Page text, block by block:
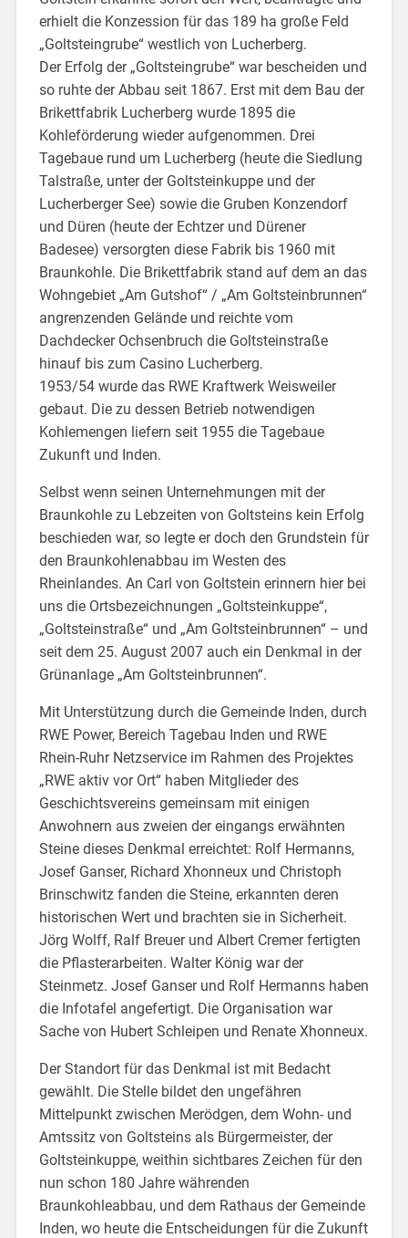
erhielt die Konzession für das 189 ha große Feld
„Goltsteingrube“ westlich von Lucherberg.
Der Erfolg der „Goltsteingrube“ war bescheiden und
so ruhte der Abbau seit 1867. Erst mit dem Bau der
Brikettfabrik Lucherberg wurde 1895 die
Kohleförderung wieder aufgenommen. Drei
Tagebaue rund um Lucherberg (heute die Siedlung
Talstraße, unter der Goltsteinkuppe und der
Lucherberger See) sowie die Gruben Konzendorf
und Düren (heute der Echtzer und Dürener
Badesee) versorgten diese Fabrik bis 1960 mit
Braunkohle. Die Brikettfabrik stand auf dem an das
Wohngebiet „Am Gutshof“ / „Am Goltsteinbrunnen“
angrenzenden Gelände und reichte vom
Dachdecker Ochsenbruch die Goltsteinstraße
hinauf bis zum Casino Lucherberg.
1953/54 wurde das RWE Kraftwerk Weisweiler
gebaut. Die zu dessen Betrieb notwendigen
Kohlemengen liefern seit 1955 die Tagebaue
Zukunft und Inden.
Selbst wenn seinen Unternehmungen mit der
Braunkohle zu Lebzeiten von Goltsteins kein Erfolg
beschieden war, so legte er doch den Grundstein für
den Braunkohlenabbau im Westen des
Rheinlandes. An Carl von Goltstein erinnern hier bei
uns die Ortsbezeichnungen „Goltsteinkuppe“,
„Goltsteinstraße“ und „Am Goltsteinbrunnen“ – und
seit dem 25. August 2007 auch ein Denkmal in der
Grünanlage „Am Goltsteinbrunnen“.
Mit Unterstützung durch die Gemeinde Inden, durch
RWE Power, Bereich Tagebau Inden und RWE
Rhein-Ruhr Netzservice im Rahmen des Projektes
„RWE aktiv vor Ort“ haben Mitglieder des
Geschichtsvereins gemeinsam mit einigen
Anwohnern aus zweien der eingangs erwähnten
Steine dieses Denkmal erreichtet: Rolf Hermanns,
Josef Ganser, Richard Xhonneux und Christoph
Brinschwitz fanden die Steine, erkannten deren
historischen Wert und brachten sie in Sicherheit.
Jörg Wolff, Ralf Breuer und Albert Cremer fertigten
die Pflasterarbeiten. Walter König war der
Steinmetz. Josef Ganser und Rolf Hermanns haben
die Infotafel angefertigt. Die Organisation war
Sache von Hubert Schleipen und Renate Xhonneux.
Der Standort für das Denkmal ist mit Bedacht
gewählt. Die Stelle bildet den ungefähren
Mittelpunkt zwischen Merödgen, dem Wohn- und
Amtssitz von Goltsteins als Bürgermeister, der
Goltsteinkuppe, weithin sichtbares Zeichen für den
nun schon 180 Jahre währenden
Braunkohleabbau, und dem Rathaus der Gemeinde
Inden, wo heute die Entscheidungen für die Zukunft